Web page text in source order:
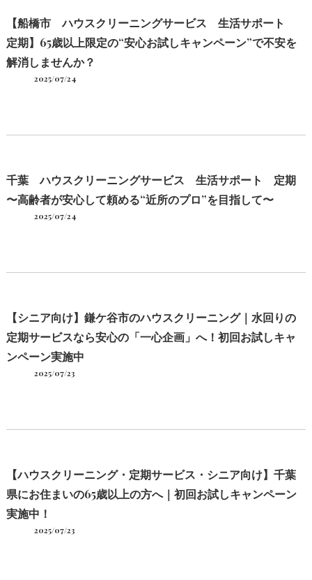
【船橋市 ハウスクリーニングサービス 生活サポート
定期】65歳以上限定の“安心お試しキャンペーン”で不安を
解消しませんか？
2025/07/24
千葉 ハウスクリーニングサービス 生活サポート 定期
〜高齢者が安心して頼める“近所のプロ”を目指して〜
2025/07/24
【シニア向け】鎌ケ谷市のハウスクリーニング｜水回りの
定期サービスなら安心の「一心企画」へ！初回お試しキャ
ンペーン実施中
2025/07/23
【ハウスクリーニング・定期サービス・シニア向け】千葉
県にお住まいの65歳以上の方へ｜初回お試しキャンペーン
実施中！
2025/07/23